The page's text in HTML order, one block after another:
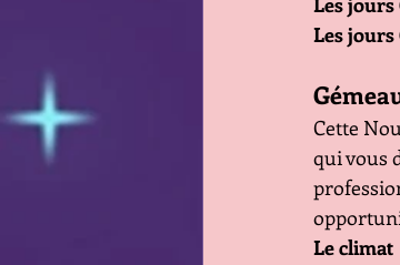
Les jours
Cette
qui vous
Le climat